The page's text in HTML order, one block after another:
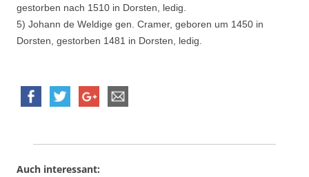
gestorben nach 1510 in Dorsten, ledig.
5) Johann de Weldige gen. Cramer, geboren um 1450 in
Dorsten, gestorben 1481 in Dorsten, ledig.
Auch interessant: